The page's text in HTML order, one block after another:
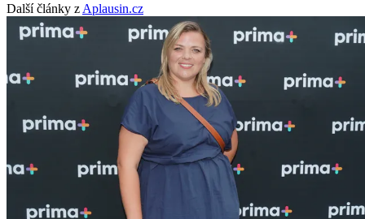
Další články z Aplausin.cz